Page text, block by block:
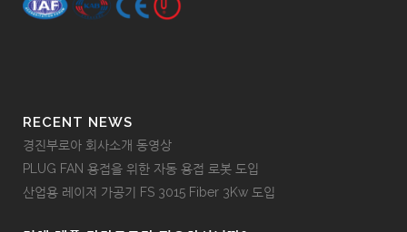
RECENT NEWS
경진부로아 회사소개 동영상
PLUG FAN 용접을 위한 자동 용접 로봇 도입
산업용 레이저 가공기 FS 3015 Fiber 3Kw 도입